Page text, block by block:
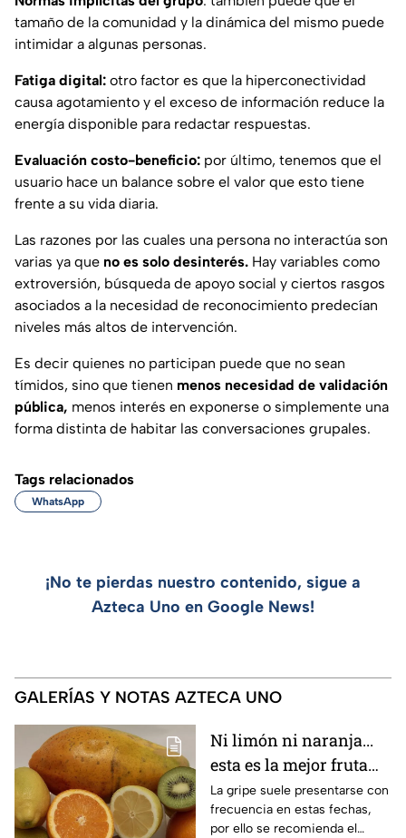
tamaño de la comunidad y la dinámica del mismo puede
intimidar a algunas personas.
Fatiga digital: otro factor es que la hiperconectividad
causa agotamiento y el exceso de información reduce la
energía disponible para redactar respuestas.
Evaluación costo-beneficio: por último, tenemos que el
usuario hace un balance sobre el valor que esto tiene
frente a su vida diaria.
Las razones por las cuales una persona no interactúa son
varias ya que no es solo desinterés. Hay variables como
extroversión, búsqueda de apoyo social y ciertos rasgos
asociados a la necesidad de reconocimiento predecían
niveles más altos de intervención.
Es decir quienes no participan puede que no sean
tímidos, sino que tienen menos necesidad de validación
pública, menos interés en exponerse o simplemente una
forma distinta de habitar las conversaciones grupales.
Tags relacionados
WhatsApp
¡No te pierdas nuestro contenido, sigue a
Azteca Uno en Google News!
GALERÍAS Y NOTAS AZTECA UNO
Ni limón ni naranja...
esta es la mejor fruta
para evitar la gripe
La gripe suele presentarse con
frecuencia en estas fechas,
por ello se recomienda el